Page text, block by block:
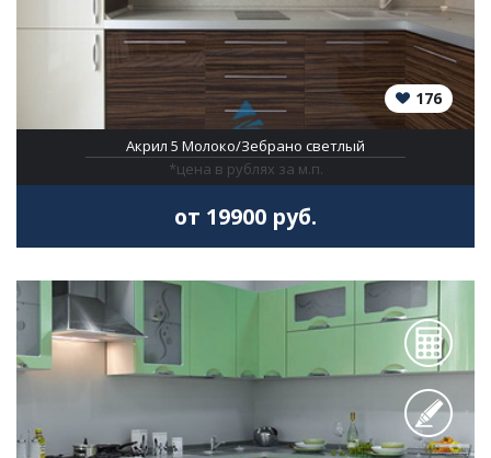
176
Акрил 5 Молоко/Зебрано светлый
*цена в рублях за м.п.
от 19900 руб.